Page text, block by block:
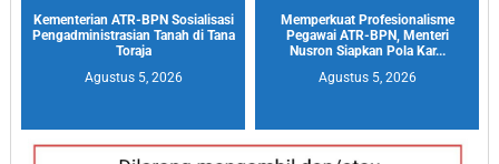
Kementerian ATR-BPN Sosialisasi
Pengadministrasian Tanah di Tana
Toraja
Agustus 5, 2026
Memperkuat Profesionalisme
Pegawai ATR-BPN, Menteri
Nusron Siapkan Pola Kar...
Agustus 5, 2026